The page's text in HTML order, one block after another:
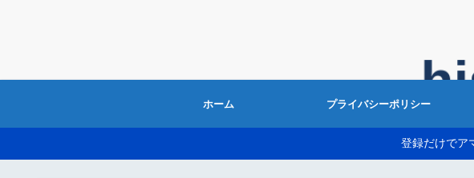
ホーム プライバシーポリシー
登録だけでア